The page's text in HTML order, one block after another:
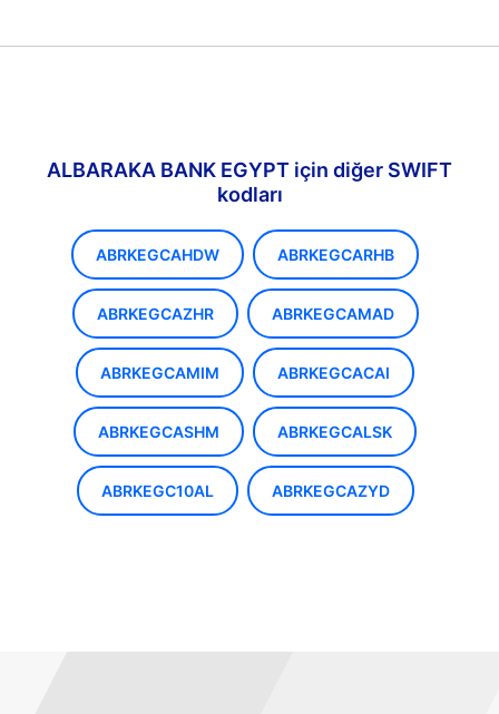
ALBARAKA BANK EGYPT için diğer SWIFT
kodları
ABRKEGCAHDW ABRKEGCARHB
ABRKEGCAZHR ABRKEGCAMAD
ABRKEGCAMIM ABRKEGCACAI
ABRKEGCASHM ABRKEGCALSK
ABRKEGC10AL ABRKEGCAZYD